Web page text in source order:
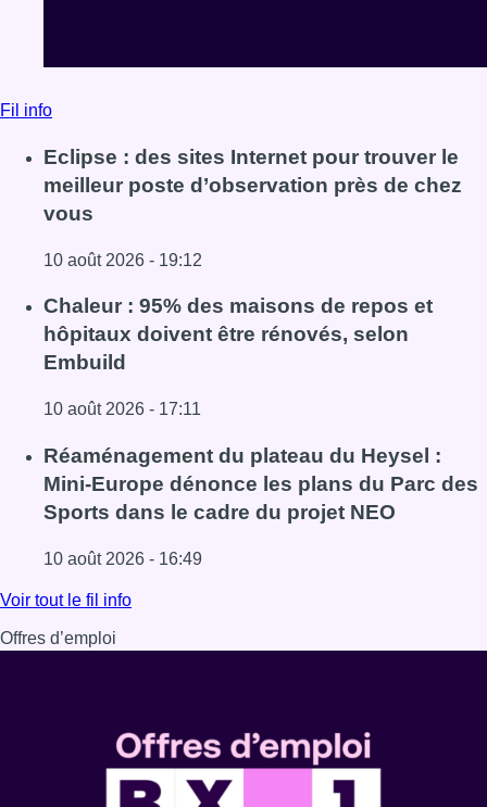
Fil info
Eclipse : des sites Internet pour trouver le
meilleur poste d’observation près de chez
vous
10 août 2026 - 19:12
Lire l'article Eclipse : des sites Internet pour trouver le
Chaleur : 95% des maisons de repos et
hôpitaux doivent être rénovés, selon
Embuild
10 août 2026 - 17:11
Lire l'article Chaleur : 95% des maisons de repos et
Réaménagement du plateau du Heysel :
Mini-Europe dénonce les plans du Parc des
Sports dans le cadre du projet NEO
10 août 2026 - 16:49
Lire l'article Réaménagement du plateau du Heysel :
Voir tout le fil info
Offres d’emploi